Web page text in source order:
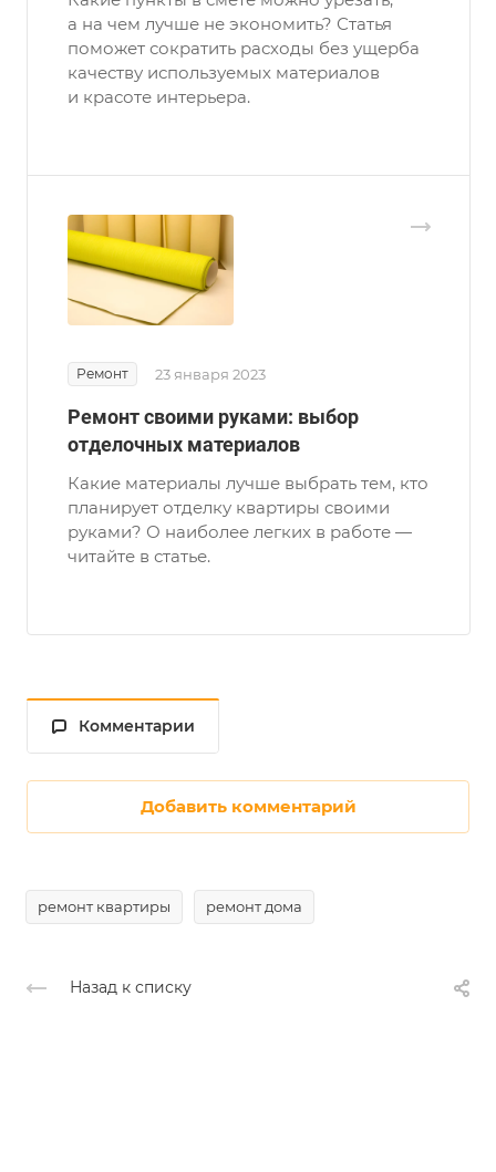
а на чем лучше не экономить? Статья
поможет сократить расходы без ущерба
качеству используемых материалов
и красоте интерьера.
Ремонт 23 января 2023
Ремонт своими руками: выбор
отделочных материалов
Какие материалы лучше выбрать тем, кто
планирует отделку квартиры своими
руками? О наиболее легких в работе —
читайте в статье.
Комментарии
Добавить комментарий
ремонт квартиры ремонт дома
Назад к списку